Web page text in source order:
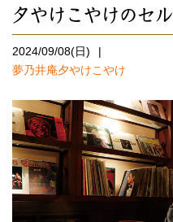
夕やけこやけのセ
2024/09/08(日)
夢乃井庵夕やけこやけ